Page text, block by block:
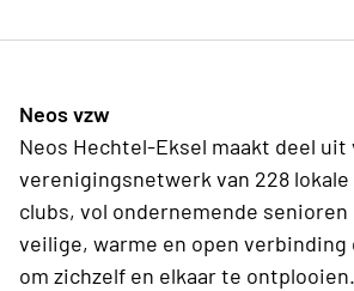
Neos vzw
Neos Hechtel-Eksel maakt deel uit
verenigingsnetwerk van 228
clubs, vol ondernemende
veilige, warme en open
om zichzelf en elkaar te